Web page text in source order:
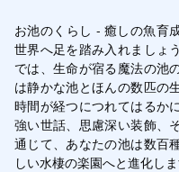
お池のくらし - 癒しの魚育
世界へ足を踏み入れましょ
では、生命が宿る魔法の池
は静かな池とほんの数匹の
時間が経つにつれてはるか
強い世話、思慮深い装飾、
通じて、あなたの池は数百
しい水棲の楽園へと進化しま